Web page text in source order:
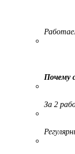
Почему
За 2